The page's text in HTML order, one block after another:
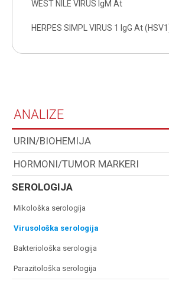
WEST NILE VIRUS IgM At
HERPES SIMPL VIRUS 1 IgG At
ANALIZE
URIN/BIOHEMIJA
HORMONI/TUMOR MARKERI
SEROLOGIJA
mikološka serologija
virusološka serologija
bakteriološka serologija
parazitološka serologija